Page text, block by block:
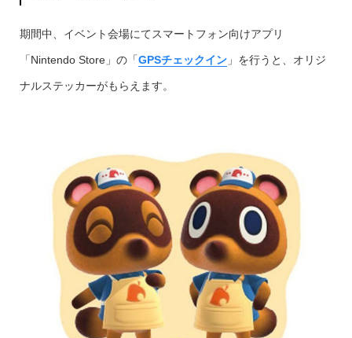
期間中、イベント会場にてスマートフォン向けアプリ
「Nintendo Store」の「GPSチェックイン」を行うと、オリジ
ナルステッカーがもらえます。